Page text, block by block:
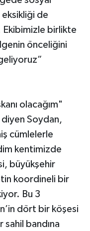
de
birlikte
önceliğini
olacağım"
diyen Soydan,
cümlelerle
kentimizde
büyükşehir
koordineli bir
Bu 3
dört bir köşesi
sahil bandına